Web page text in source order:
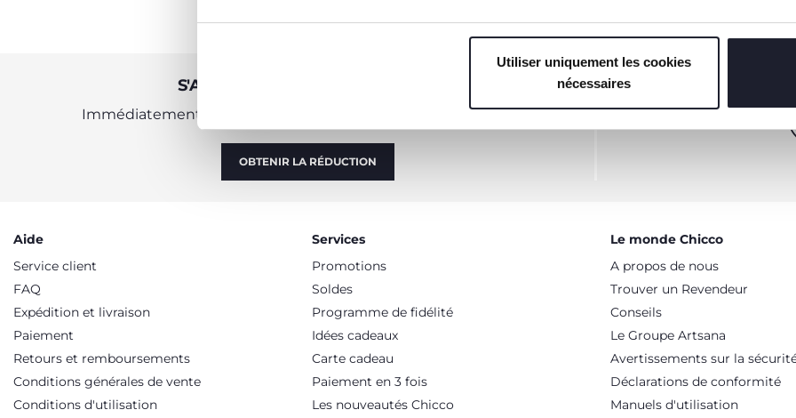
Utiliser uniquement les cookies
nécessaires
S'ABONNER À LA NEWSLETTER
Immédiatement pour vous un bon de 10 € à dépenser en ligne.
OBTENIR LA RÉDUCTION
VOUS-
Aide
Service client
FAQ
Expédition et livraison
Paiement
Retours et remboursements
Conditions générales de vente
Conditions d'utilisation
Services
Promotions
Soldes
Programme de fidélité
Idées cadeaux
Carte cadeau
Paiement en 3 fois
Les nouveautés Chicco
Le monde Chicco
A propos de nous
Trouver un Revendeur
Conseils
Le Groupe Artsana
Avertissements sur la
Déclarations de conformité
Manuels d'utilisation